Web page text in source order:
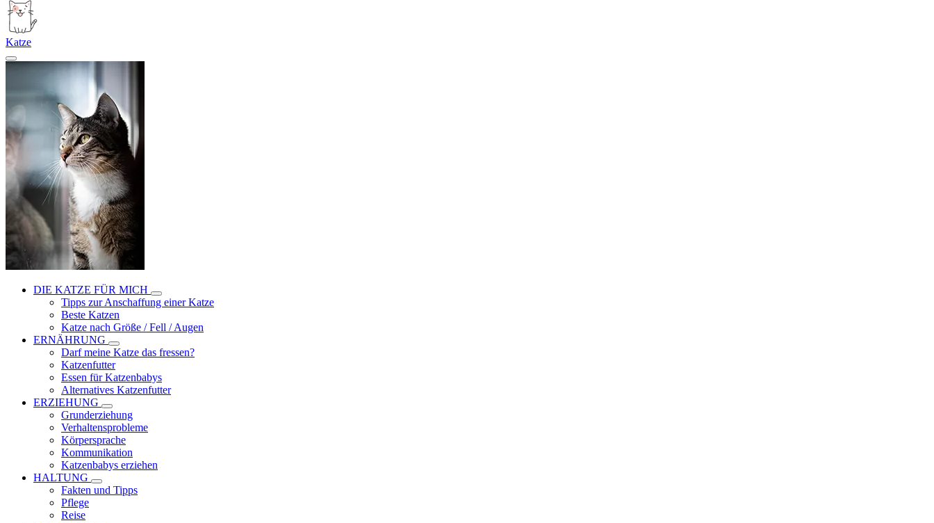
Katze
DIE KATZE FÜR MICH
Tipps zur Anschaffung einer Katze
Beste Katzen
Katze nach Größe / Fell / Augen
ERNÄHRUNG
Darf meine Katze das fressen?
Katzenfutter
Essen für Katzenbabys
Alternatives Katzenfutter
ERZIEHUNG
Grunderziehung
Verhaltensprobleme
Körpersprache
Kommunikation
Katzenbabys erziehen
HALTUNG
Fakten und Tipps
Pflege
Reise